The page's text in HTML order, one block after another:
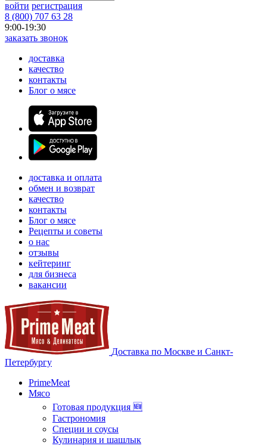
войти регистрация
8 (800) 707 63 28
9:00-19:30
заказать звонок
доставка
качество
контакты
Блог о мясе
доставка и оплата
обмен и возврат
качество
контакты
Блог о мясе
Рецепты и советы
о нас
отзывы
кейтеринг
для бизнеса
вакансии
Доставка по Москве и Санкт-
Петербургу
PrimeMeat
Мясо
Готовая продукция 🆕
Гастрономия
Специи и соусы
Кулинария и шашлык